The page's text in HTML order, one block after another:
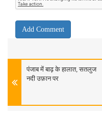
पंजाब में बाढ़ के हालात, सतलुज
नदी उफ़ान पर